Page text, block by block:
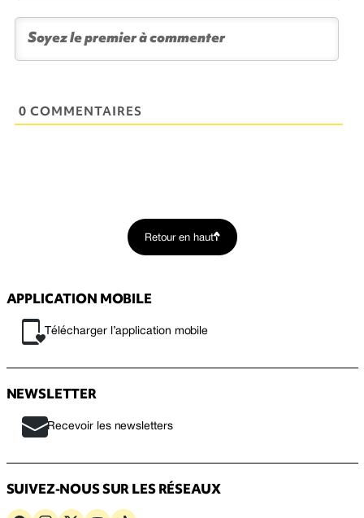
0 COMMENTAIRES
Retour en haut
APPLICATION MOBILE
Télécharger l’application mobile
NEWSLETTER
Recevoir les newsletters
SUIVEZ-NOUS SUR LES RÉSEAUX